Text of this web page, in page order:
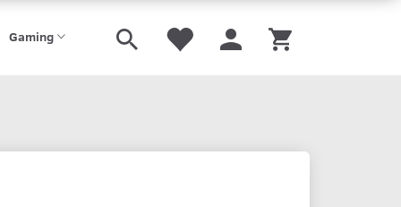
Gaming